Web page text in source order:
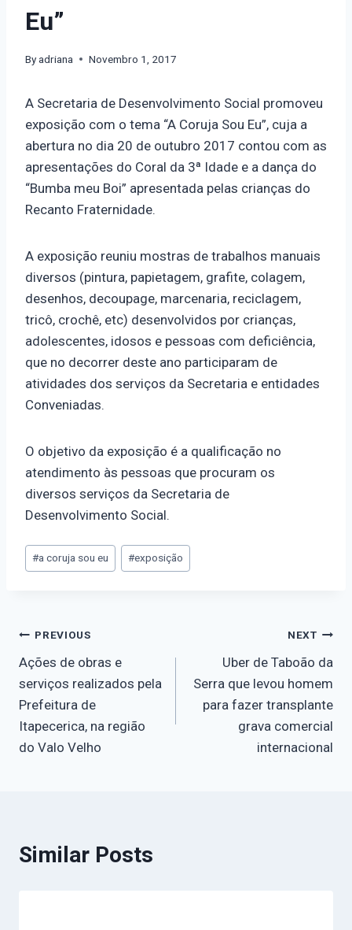
Eu”
Byadriana Novembro 1, 2017
A Secretaria de Desenvolvimento Social promoveu
exposição com o tema “A Coruja Sou Eu”, cuja a
abertura no dia 20 de outubro 2017 contou com as
apresentações do Coral da 3ª Idade e a dança do
“Bumba meu Boi” apresentada pelas crianças do
Recanto Fraternidade.
A exposição reuniu mostras de trabalhos manuais
diversos (pintura, papietagem, grafite, colagem,
desenhos, decoupage, marcenaria, reciclagem,
tricô, crochê, etc) desenvolvidos por crianças,
adolescentes, idosos e pessoas com deficiência,
que no decorrer deste ano participaram de
atividades dos serviços da Secretaria e entidades
Conveniadas.
O objetivo da exposição é a qualificação no
atendimento às pessoas que procuram os
diversos serviços da Secretaria de
Desenvolvimento Social.
#a coruja sou eu #exposição
PREVIOUS
Ações de obras e
serviços realizados pela
Prefeitura de
Itapecerica, na região
do Valo Velho
NEXT
Uber de Taboão da
Serra que levou homem
para fazer transplante
grava comercial
internacional
Similar Posts